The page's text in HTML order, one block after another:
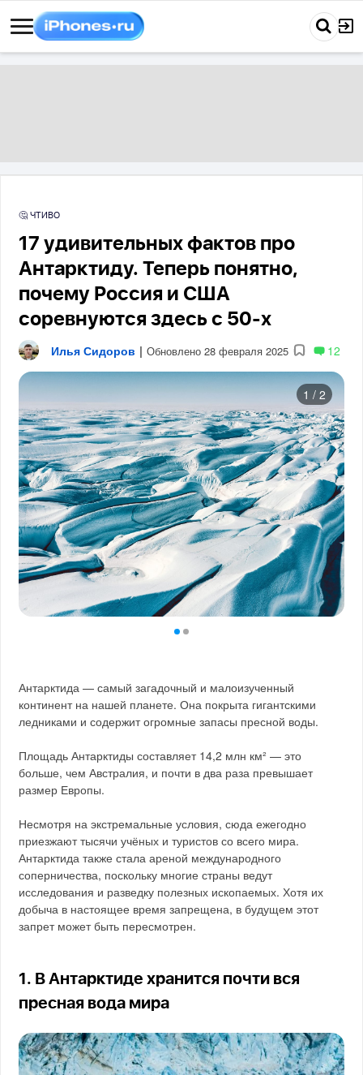
🤔 ЧТИВО
17 удивительных фактов про
Антарктиду. Теперь понятно,
почему Россия и США
соревнуются здесь с 50-х
Илья Сидоров | Обновлено 28 февраля 2025 12
1 / 2
Антарктида — самый загадочный и малоизученный
континент на нашей планете. Она покрыта гигантскими
ледниками и содержит огромные запасы пресной воды.
Площадь Антарктиды составляет 14,2 млн км² — это
больше, чем Австралия, и почти в два раза превышает
размер Европы.
Несмотря на экстремальные условия, сюда ежегодно
приезжают тысячи учёных и туристов со всего мира.
Антарктида также стала ареной международного
соперничества, поскольку многие страны ведут
исследования и разведку полезных ископаемых. Хотя их
добыча в настоящее время запрещена, в будущем этот
запрет может быть пересмотрен.
1. В Антарктиде хранится почти вся
пресная вода мира